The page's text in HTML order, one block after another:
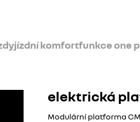
jízdní komfortfunkce one
elektrická
Modulární platforma